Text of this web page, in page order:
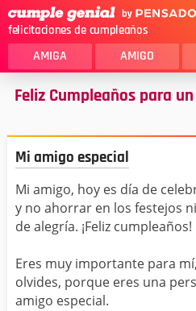
felicitaciones de cumpleaños
AMIGA AMIGO
MAMA
SOBRINA
HERMANO
NOVIA
PAPA
TIA
Feliz Cumpleaños para
Mi amigo especial
Mi amigo, hoy es día de
y no ahorrar en los festejos
de alegría. ¡Feliz cumpleaños!
Eres muy importante para
olvides, porque eres una
amigo especial.